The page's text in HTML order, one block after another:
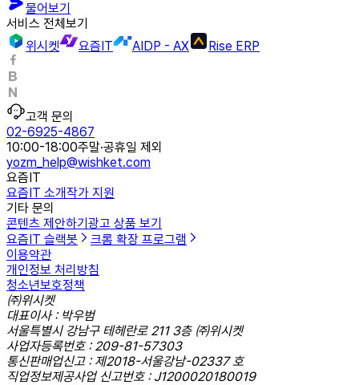
물어보기
서비스 전체보기
위시켓
요즘IT AIDP - AX Rise ERP
고객 문의
02-6925-4867
10:00-18:00주말·공휴일 제외
yozm_help@wishket.com
요즘IT
요즘IT 소개작가 지원
기타 문의
콘텐츠 제안하기 광고 상품 보기
요즘IT 슬랙봇
크롬 확장 프로그램
이용약관
개인정보 처리방침
청소년보호정책
㈜위시켓
대표이사 : 박우범
서울특별시 강남구 테헤란로 211 3층 ㈜위시켓
사업자등록번호 : 209-81-57303
통신판매업신고 : 제2018-서울강남-02337 호
직업정보제공사업 신고번호 : J1200020180019